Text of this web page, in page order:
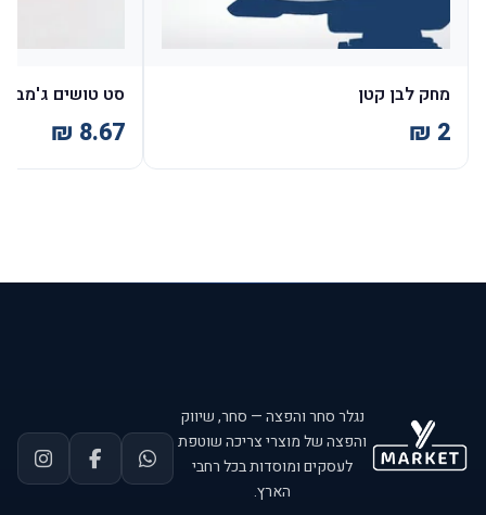
מחק לבן קטן סט טושים ג'מבו 12 יח'
נגלר סחר והפצה — סחר, שיווק
והפצה של מוצרי צריכה שוטפת
לעסקים ומוסדות בכל רחבי
הארץ.